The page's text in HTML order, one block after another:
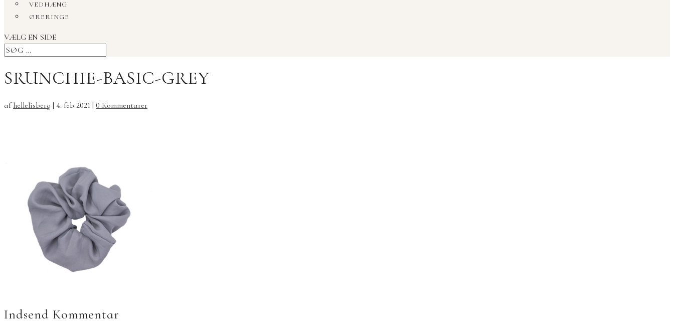
VEDHÆNG
ØRERINGE
VÆLG EN SIDE
SRUNCHIE-BASIC-GREY
afhellelisberg | 4. feb 2021 | 0 Kommentarer
Indsend Kommentar